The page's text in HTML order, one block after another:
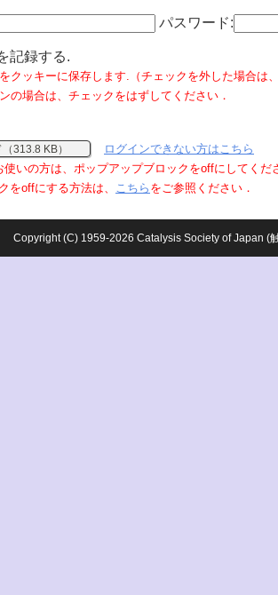
パスワード:
記録する.
クッキーに保存します.（チェックを外した場合は
の場合は、チェックをはずしてください．
313.8 KB）
ログインできない方はこちら
使いの方は、ポップアップブロックをoffにしてくだ
をoffにする方法は、 こちら をご参照ください．
Copyright (C) 1959-2026 Catalysis Society of Japan (